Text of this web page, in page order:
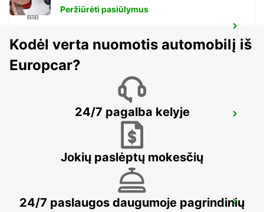
MARIESTAD - SWEDEN
LUDVIKA
Peržiūrėti pasiūlymus
Kodėl verta nuomotis automobilį iš
Europcar?
24/7 pagalba kelyje
Jokių paslėptų mokesčių
24/7 paslaugos daugumoje pagrindinių